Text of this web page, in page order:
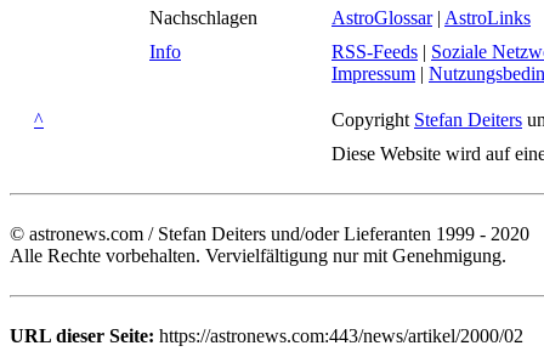
Nachschlagen
AstroGlossar| AstroLinks
Info
RSS-Feeds | Soziale
Impressum |
^ Copyright Stefan Deiters
Diese Website wird auf
© astronews.com / Stefan Deiters und/oder Lieferanten 1999 - 2020
Alle Rechte vorbehalten. Vervielfältigung nur mit Genehmigung.
URL dieser Seite: https://astronews.com:443/news/artikel/2000/02